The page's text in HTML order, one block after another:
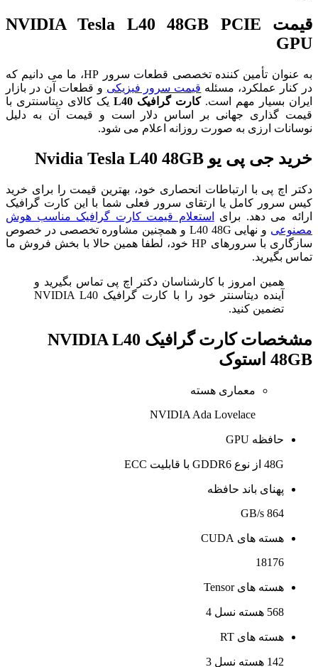
قیمت NVIDIA Tesla L40 48GB PCIE
GPU
به عنوان تأمین کننده تخصصی قطعات سرور HP، ما می دانیم که
در کنار عملکرد، مسئله قیمت سرور فیزیکی و قطعات آن در بازار
ایران بسیار مهم است.کارت گرافیک L40
یک کالای دیتاسنتری با
قیمت گذاری جهانی بر اساس دلار است و قیمت آن به دلیل
نوسانات ارزی به صورت روزانه اعلام می شود.
خرید جی پی یو Nvidia Tesla L40 48GB
دکتر اچ پی با ارتباطات انحصاری خود، بهترین قیمت را برای خرید
کیس سرور کامل یا ارتقای سرور فعلی شما با این کارت گرافیک
ارائه می دهد. برای
استعلام قیمت کارت گرافیک مناسب هوش
مصنوعی
و نهایی L40 48G و همچنین مشاوره تخصصی در خصوص
سازگاری با سرورهای HP خود، لطفا همین حالا با بخش فروش ما
تماس بگیرید.
همین امروز با کارشناسان دکتر اچ پی تماس بگیرید و
آینده دیتاسنتر خود را با کارت گرافیک NVIDIA L40
تضمین کنید.
مشخصات
کارت گرافیک NVIDIA L40
48GB استوک
معماری هسته
NVIDIA Ada Lovelace
حافظه GPU
48G از نوع GDDR6 با قابلیت ECC
پهنای باند حافظه
864 GB/s
هسته های CUDA
18176
هسته های Tensor
568 هسته نسل 4
هسته های RT
142 هسته نسل 3